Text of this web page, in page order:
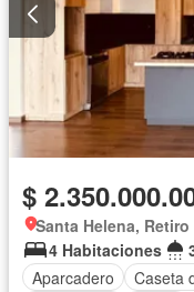
$
Santa Helena, Retiro
4 Habitaciones
Aparcadero
Caseta